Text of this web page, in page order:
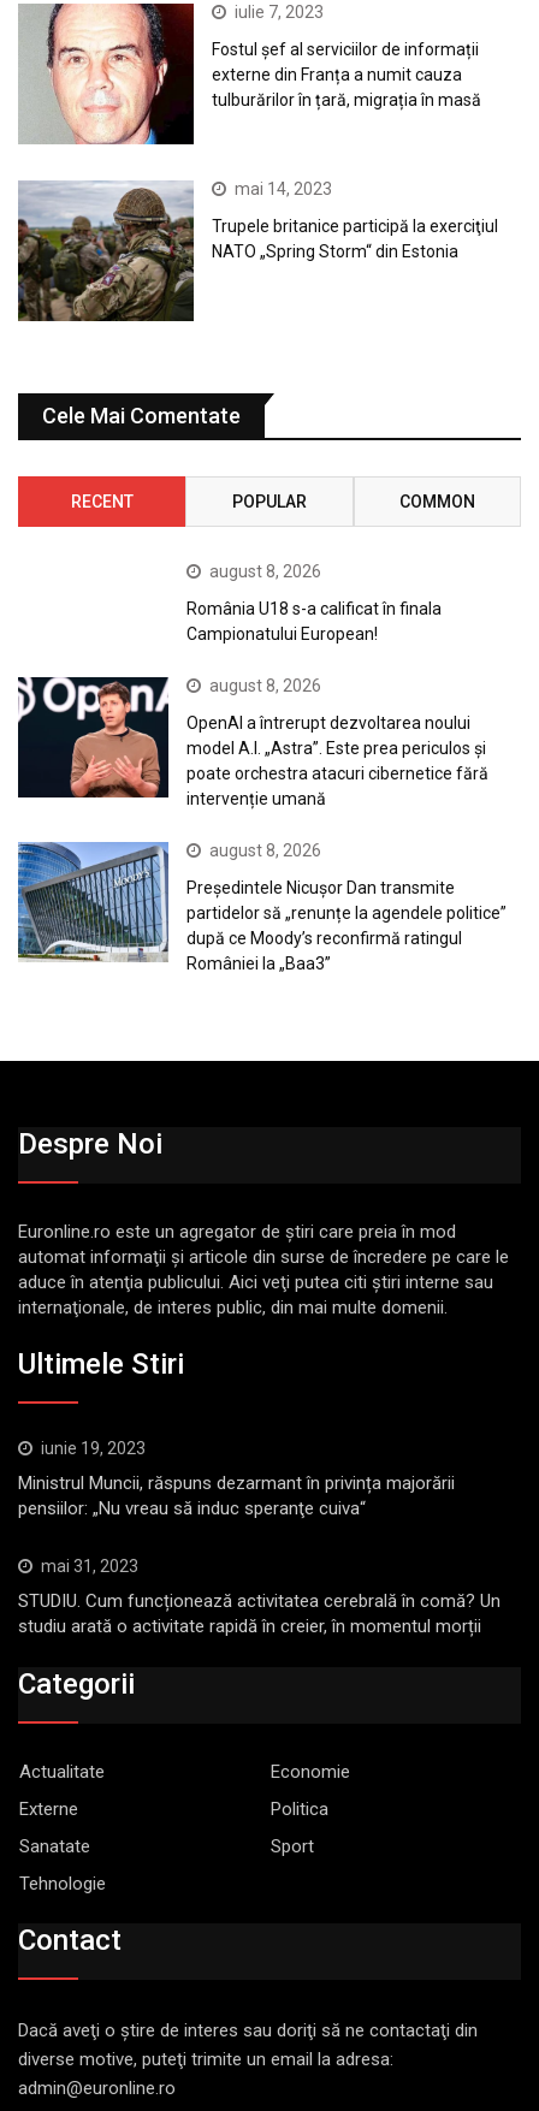
iulie 7, 2023
Fostul șef al serviciilor de informații
externe din Franța a numit cauza
tulburărilor în țară, migrația în masă
mai 14, 2023
Trupele britanice participă la exerciţiul
NATO „Spring Storm“ din Estonia
Cele Mai Comentate
RECENT POPULAR COMMON
august 8, 2026
România U18 s-a calificat în finala
Campionatului European!
august 8, 2026
OpenAI a întrerupt dezvoltarea noului
model A.I. „Astra”. Este prea periculos și
poate orchestra atacuri cibernetice fără
intervenție umană
august 8, 2026
Președintele Nicușor Dan transmite
partidelor să „renunțe la agendele politice”
după ce Moody’s reconfirmă ratingul
României la „Baa3”
Despre Noi
Euronline.ro este un agregator de ştiri care preia în mod
automat informaţii şi articole din surse de încredere pe care le
aduce în atenţia publicului. Aici veţi putea citi ştiri interne sau
internaţionale, de interes public, din mai multe domenii.
Ultimele Stiri
iunie 19, 2023
Ministrul Muncii, răspuns dezarmant în privința majorării
pensiilor: „Nu vreau să induc speranţe cuiva“
mai 31, 2023
STUDIU. Cum funcționează activitatea cerebrală în comă? Un
studiu arată o activitate rapidă în creier, în momentul morții
Categorii
Actualitate
Economie
Externe
Politica
Sanatate
Sport
Tehnologie
Contact
Dacă aveţi o ştire de interes sau doriţi să ne contactaţi din
diverse motive, puteţi trimite un email la adresa:
admin@euronline.ro